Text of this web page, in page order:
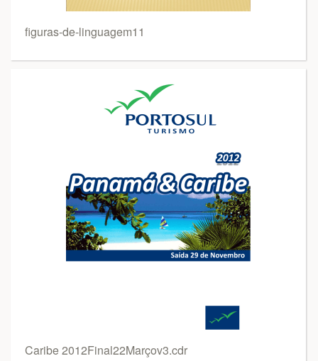
figuras-de-linguagem11
Caribe 2012Final22Marçov3.cdr